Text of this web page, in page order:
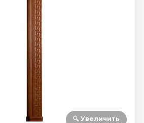
🔍 Увеличить